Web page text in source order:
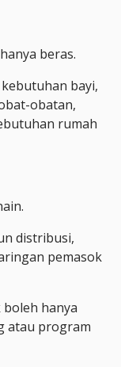
beras.
bayi,
obatan,
rumah
distribusi,
pemasok
hanya
atau program